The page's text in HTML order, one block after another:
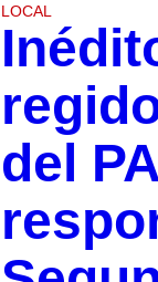
LOCAL
del